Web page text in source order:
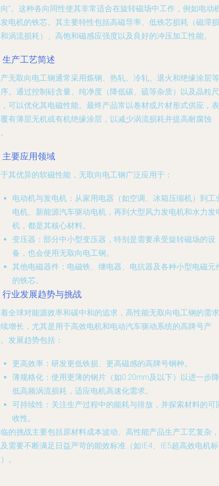
”。这种各向同性使其非常适合在旋转磁场中工作，例如电动
电机的铁芯。其主要特性包括高磁导率、低铁芯损耗（磁滞损
涡流损耗）、高饱和磁感应强度以及良好的冲压加工性能。
生产工艺简述
无取向电工钢通常采用炼钢、热轧、冷轧、退火和绝缘涂层等
。通过控制硅含量、纯净度（降低碳、硫等杂质）以及晶粒尺
可以优化其电磁性能。最终产品常以卷材或片材形式供应，表
有薄层无机或有机绝缘涂层，以减少涡流损耗并提高耐腐蚀
主要应用领域
其优异的软磁性能，无取向电工钢广泛应用于：
电动机与发电机 ：从家用电器（如空调、冰箱压缩机）到工
电机、新能源汽车驱动电机，再到大型风力发电机和水力发
机，都是其核心材料。
变压器 ：部分中小型变压器，特别是需要承受旋转磁场的设
备，也会使用无取向电工钢。
其他电磁器件 ：电磁铁、继电器、电抗器及各种小型电磁元
的铁芯。
行业发展趋势与挑战
全球对能源效率和碳中和的追求，高性能无取向电工钢的需求
增长，尤其是用于高效电机和电动汽车驱动系统的高牌号产
发展趋势包括：
更高效率 ：研发更低铁损、更高磁感的高牌号钢种。
薄规格化 ：使用更薄的钢片（如0.20mm及以下）以进一步降
低高频涡流损耗，适应电机高速化需求。
可持续性 ：关注生产过程中的能耗与排放，并探索材料的可
收性。
的挑战主要包括原材料成本波动、高性能产品生产工艺复杂，
需要不断满足日益严苛的能效标准（如IE4、IE5超高效电机标
。